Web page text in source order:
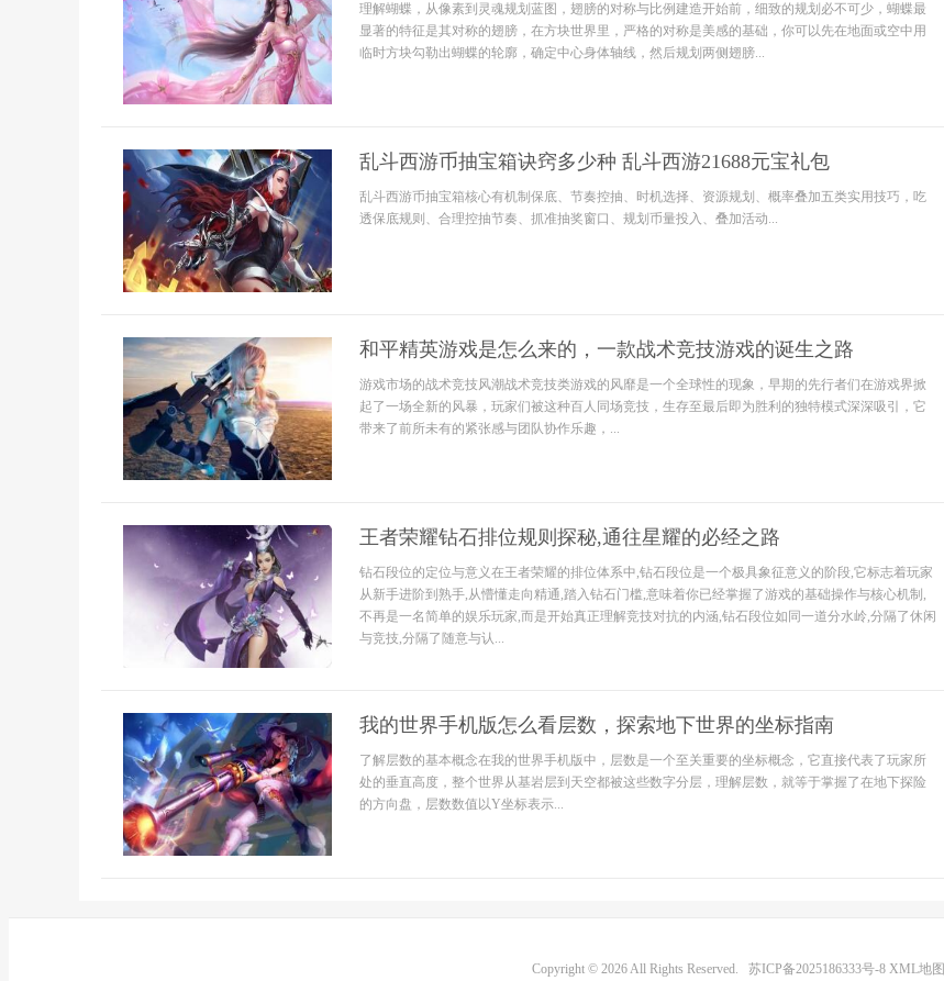
理解蝴蝶，从像素到灵魂规划蓝图，翅膀的对称与比例建造开始前，细致的规划必不可少，蝴蝶最
显著的特征是其对称的翅膀，在方块世界里，严格的对称是美感的基础，你可以先在地面或空中用
临时方块勾勒出蝴蝶的轮廓，确定中心身体轴线，然后规划两侧翅膀...
乱斗西游币抽宝箱诀窍多少种 乱斗西游21688元宝礼包
乱斗西游币抽宝箱核心有机制保底、节奏控抽、时机选择、资源规划、概率叠加五类实用技巧，吃
透保底规则、合理控抽节奏、抓准抽奖窗口、规划币量投入、叠加活动...
和平精英游戏是怎么来的，一款战术竞技游戏的诞生之路
游戏市场的战术竞技风潮战术竞技类游戏的风靡是一个全球性的现象，早期的先行者们在游戏界掀
起了一场全新的风暴，玩家们被这种百人同场竞技，生存至最后即为胜利的独特模式深深吸引，它
带来了前所未有的紧张感与团队协作乐趣，...
王者荣耀钻石排位规则探秘,通往星耀的必经之路
钻石段位的定位与意义在王者荣耀的排位体系中,钻石段位是一个极具象征意义的阶段,它标志着玩家
从新手进阶到熟手,从懵懂走向精通,踏入钻石门槛,意味着你已经掌握了游戏的基础操作与核心机制,
不再是一名简单的娱乐玩家,而是开始真正理解竞技对抗的内涵,钻石段位如同一道分水岭,分隔了休闲
与竞技,分隔了随意与认...
我的世界手机版怎么看层数，探索地下世界的坐标指南
了解层数的基本概念在我的世界手机版中，层数是一个至关重要的坐标概念，它直接代表了玩家所
处的垂直高度，整个世界从基岩层到天空都被这些数字分层，理解层数，就等于掌握了在地下探险
的方向盘，层数数值以Y坐标表示...
Copyright © 2026 All Rights Reserved. 苏ICP备2025186333号-8 XML地图